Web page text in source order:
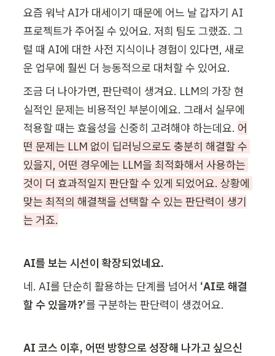
요즘 워낙 AI가 대세이기 때문에 어느 날 갑자기 AI
프로젝트가 주어질 수 있어요. 저희 팀도 그랬죠. 그
럴 때 AI에 대한 사전 지식이나 경험이 있다면, 새로
운 업무에 훨씬 더 능동적으로 대처할 수 있어요.
조금 더 나아가면, 판단력이 생겨요. LLM의 가장 현
실적인 문제는 비용적인 부분이에요. 그래서 실무에
적용할 때는 효율성을 신중히 고려해야 하는데요. 어
떤 문제는 LLM 없이 딥러닝으로도 충분히 해결할 수
있을지, 어떤 경우에는 LLM을 최적화해서 사용하는
것이 더 효과적일지 판단할 수 있게 되었어요. 상황에
맞는 최적의 해결책을 선택할 수 있는 판단력이 생기
는 거죠.
AI를 보는 시선이 확장되었네요.
네. AI를 단순히 활용하는 단계를 넘어서 ‘AI로 해결
할 수 있을까?’를 구분하는 판단력이 생겼어요.
AI 코스 이후, 어떤 방향으로 성장해 나가고 싶으신